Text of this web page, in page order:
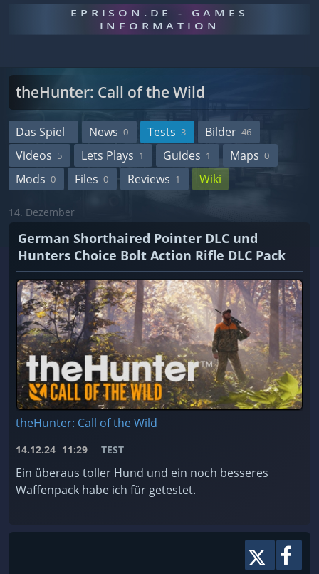
EPRISON.DE - GAMES
INFORMATION
theHunter: Call of the Wild
Das Spiel News 0 Tests 3 Bilder 46
Videos 5 Lets Plays 1 Guides 1 Maps 0
Mods 0 Files 0 Reviews 1 Wiki
14. Dezember
German Shorthaired Pointer DLC und
Hunters Choice Bolt Action Rifle DLC Pack
theHunter: Call of the Wild
14.12.24 11:29 TEST
Ein überaus toller Hund und ein noch besseres
Waffenpack habe ich für getestet.